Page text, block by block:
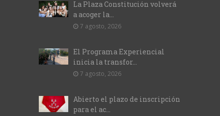
La Plaza Constitución volverá
a acoger la...
7 agosto, 2026
El Programa Experiencial
inicia la transfor...
7 agosto, 2026
Abierto el plazo de inscripción
para el ac...